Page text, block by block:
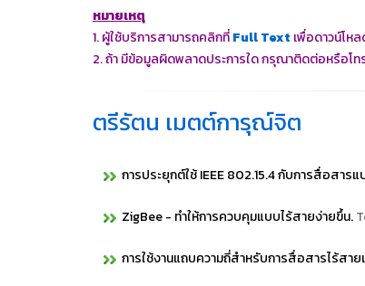
หมายเหตุ
1. ผู้ใช้บริการสามารถคลิกที่FullText เพื่อดาวน์โห
2. ถ้า มีข้อมูลผิดพลาดประการใด กรุณาติดต่อหรือโท
ตรีรัตน เมตต์การุณ์จิต
การประยุกต์ใช้ IEEE 802.15.4 กับการสื่อสาร
ZigBee - ทำให้การควบคุมแบบไร้สายง่ายขึ้น.
การใช้งานแถบความถี่สำหรับการสื่อสารไร้ส